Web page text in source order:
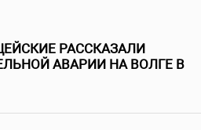
РАССКАЗАЛИ
АВАРИИ НА ВОЛГЕ В